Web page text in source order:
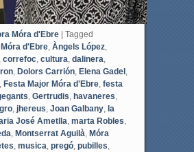
Móra d'Ebre | Tagged
d'Ebre, Àngels López,
correfoc, cultura dalinera
, Dolors Carrión, Elena Gadel,
Festa Major Móra d'Ebre, festa
Gertrudis havaneres
, jhereus Joan Galbany, la
José Ametlla marta Robles
Montserrat Aguilà Móra
musica pregó, pubilles